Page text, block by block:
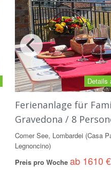
Details
Ferienanlage für
Gravedona / 8
Comer See, Lombardei (Casa
Legnoncino)
Preis pro Wocheab 1610 €